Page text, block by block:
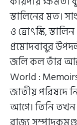
স্তালিনের মত।
ও ত্রোৎস্কি,
প্রমোদবাবুর
জলি কল তাঁর
World :
জাতীয় পরিষদে
আগে। তিনি